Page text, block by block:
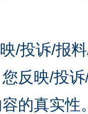
/投诉/报
反映/投
的真实